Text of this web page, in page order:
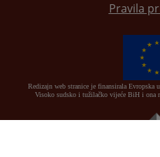
Pravila
Redizajn web stranice je finansirala Evropska
Visoko sudsko i tužilačko vijeće BiH i ona